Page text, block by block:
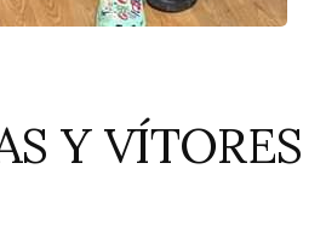
Y VÍTORES